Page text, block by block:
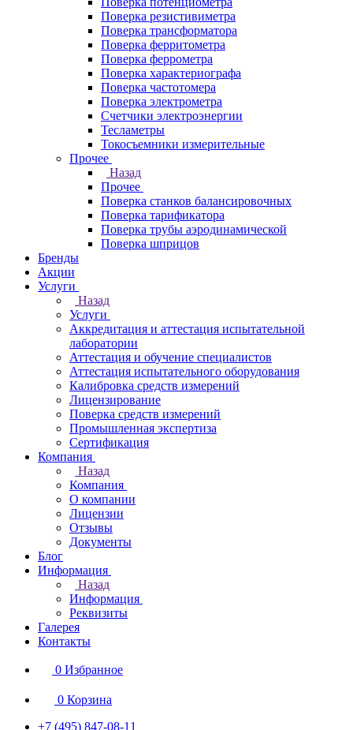
Поверка резистивиметра
Поверка трансформатора
Поверка ферритометра
Поверка феррометра
Поверка характериографа
Поверка частотомера
Поверка электрометра
Счетчики электроэнергии
Тесламетры
Токосъемники измерительные
Прочее
Назад
Прочее
Поверка станков балансировочных
Поверка тарификатора
Поверка трубы аэродинамической
Поверка шприцов
Бренды
Акции
Услуги
Назад
Услуги
Аккредитация и аттестация испытательной
лаборатории
Аттестация и обучение специалистов
Аттестация испытательного оборудования
Калибровка средств измерений
Лицензирование
Поверка средств измерений
Промышленная экспертиза
Сертификация
Компания
Назад
Компания
О компании
Лицензии
Отзывы
Документы
Блог
Информация
Назад
Информация
Реквизиты
Галерея
Контакты
0 Избранное
0 Корзина
+7 (495) 847-08-11